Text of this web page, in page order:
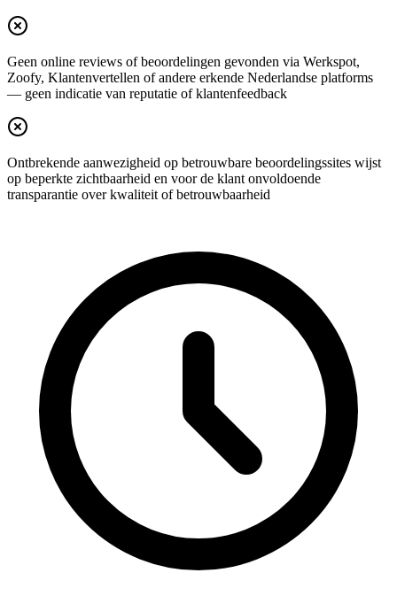
Geen online reviews of beoordelingen gevonden via Werkspot,
Zoofy, Klantenvertellen of andere erkende Nederlandse platforms
— geen indicatie van reputatie of klantenfeedback
Ontbrekende aanwezigheid op betrouwbare beoordelingssites wijst
op beperkte zichtbaarheid en voor de klant onvoldoende
transparantie over kwaliteit of betrouwbaarheid